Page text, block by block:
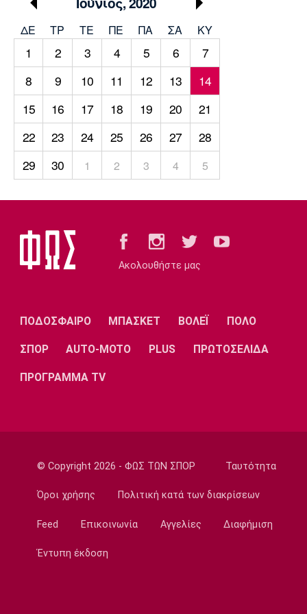
Πολιτισμός
Τραγούδια
Cine Spot
Running
Media
Παρασκήνιο
Πρόγραμμα TV
Ιωνικός Κηφισιά Πανσερραϊκός
Μπαρτσελόνα
Ρεάλ
Μαδρίτης
Ατλέτικο
Μαδρίτης
Μάντσεστερ
Γιουνάιτεντ
Τσέλσι
Σίτι
Γιουβέντους
Μπορούσια
Παρί Σεν
Μαρσέιγ
Μονακό
ΔΕ ΤΡ TΕ ΠΕ ΠΑ ΣΑ ΚΥ
1 2 3 4 5 6
7
8
9 10 11 12 13
14
15
16 17 18 19 20
21
22
23 24 25 26 27
28
29
30 1 2 3 4 5
Ακολουθήστε μας
ΠΟΔΟΣΦΑΙΡΟ ΜΠΑΣΚΕΤ ΒΟΛΕΪ ΠΟΛΟ
ΣΠΟΡ AUTO-MOTO PLUS ΠΡΩΤΟΣΕΛΙΔΑ
ΠΡΟΓΡΑΜΜΑ TV
© Copyright 2026 - ΦΩΣ ΤΩΝ ΣΠΟΡ Ταυτότητα
Όροι χρήσης Πολιτική κατά των διακρίσεων
Feed Επικοινωνία Αγγελίες Διαφήμιση
Έντυπη έκδοση